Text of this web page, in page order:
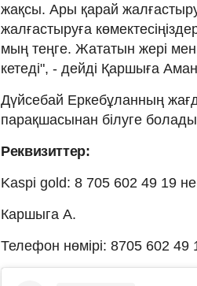
жақсы. Ары қарай
жалғастыруға
мың теңге. Жататын жері
кетеді", - дейді Қаршыға
Дүйсебай Еркебұланның
парақшасынан білуге
Реквизиттер:
Kaspi gold: 8 705 602 49 19
Каршыга А.
Телефон нөмірі: 8705 602 49